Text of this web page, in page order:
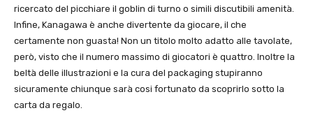
ricercato del picchiare il goblin di turno o simili discutibili amenità.
Infine, Kanagawa è anche divertente da giocare, il che
certamente non guasta! Non un titolo molto adatto alle tavolate,
però, visto che il numero massimo di giocatori è quattro. Inoltre la
beltà delle illustrazioni e la cura del packaging stupiranno
sicuramente chiunque sarà cosi fortunato da scoprirlo sotto la
carta da regalo.